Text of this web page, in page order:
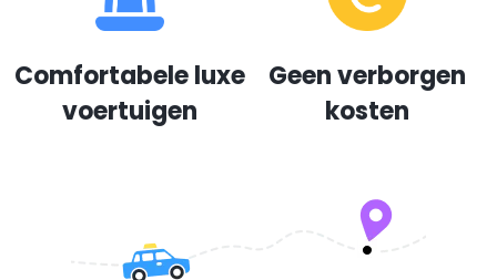
Comfortabele luxe
voertuigen
Geen verborgen
kosten